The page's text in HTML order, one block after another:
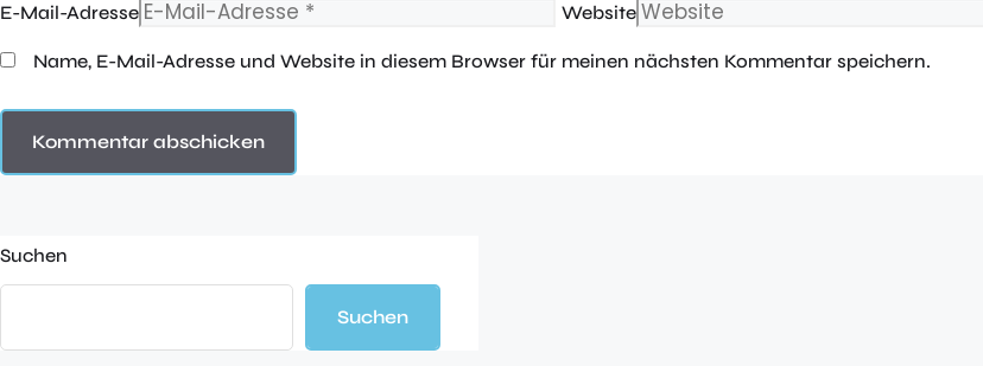
E-Mail-Adresse Website
Name, E-Mail-Adresse und Website in diesem Browser für meinen nächsten Kommentar speichern.
Suchen
Suchen